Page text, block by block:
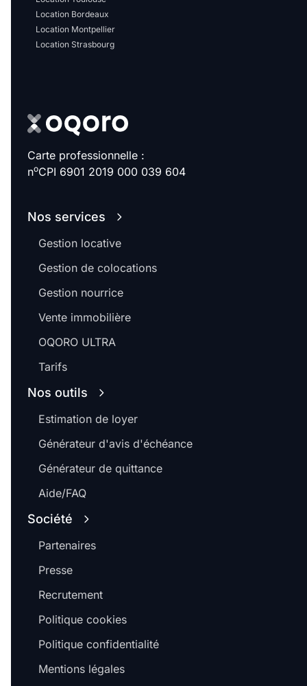
Location Bordeaux
Location Montpellier
Location Strasbourg
Carte professionnelle :
noCPI 6901 2019 000 039 604
Nos services
Gestion locative
Gestion de colocations
Gestion nourrice
Vente immobilière
OQORO ULTRA
Tarifs
Nos outils
Estimation de loyer
Générateur d'avis d'échéance
Générateur de quittance
Aide/FAQ
Société
Partenaires
Presse
Recrutement
Politique cookies
Politique confidentialité
Mentions légales